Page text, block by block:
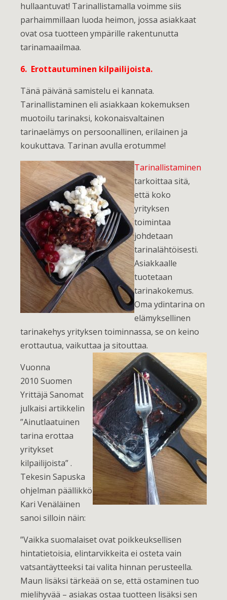
hullaantuvat! Tarinallistamalla voimme siis
parhaimmillaan luoda heimon, jossa asiakkaat
ovat osa tuotteen ympärille rakentunutta
tarinamaailmaa.
6. Erottautuminen kilpailijoista.
Tänä päivänä samistelu ei kannata.
Tarinallistaminen eli asiakkaan kokemuksen
muotoilu tarinaksi, kokonaisvaltainen
tarinaelämys on persoonallinen, erilainen ja
koukuttava. Tarinan avulla erotumme!
Tarinallistaminen
tarkoittaa sitä,
että koko
yrityksen
toimintaa
johdetaan
tarinalähtöisesti.
Asiakkaalle
tuotetaan
tarinakokemus.
Oma ydintarina on
elämyksellinen
tarinakehys yrityksen toiminnassa, se on keino
erottautua, vaikuttaa ja sitouttaa.
Vuonna
2010 Suomen
Yrittäjä Sanomat
julkaisi artikkelin
”Ainutlaatuinen
tarina erottaa
yritykset
kilpailijoista” .
Tekesin Sapuska
ohjelman päällikkö
Kari Venäläinen
sanoi silloin näin:
”Vaikka suomalaiset ovat poikkeuksellisen
hintatietoisia, elintarvikkeita ei osteta vain
vatsantäytteeksi tai valita hinnan perusteella.
Maun lisäksi tärkeää on se, että ostaminen tuo
mielihyvää – asiakas ostaa tuotteen lisäksi sen